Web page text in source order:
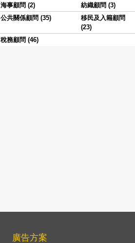
海事顧問 (2)
紡織顧問 (3)
公共關係顧問 (35)
移民及入籍顧問
(23)
稅務顧問 (46)
廣告方案